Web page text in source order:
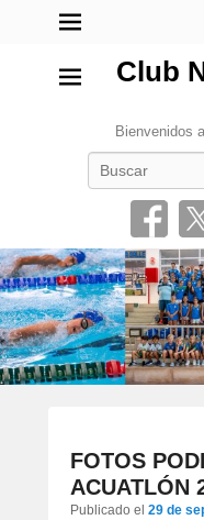
Club
Bienvenidos
FOTOS
ACUATLÓN
Publicado el 29 de